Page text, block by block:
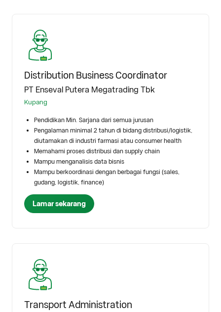
Distribution Business Coordinator
PT Enseval Putera Megatrading Tbk
Kupang
Pendidikan Min. Sarjana dari semua jurusan
Pengalaman minimal 2 tahun di bidang distribusi/logistik,
diutamakan di industri farmasi atau consumer health
Memahami proses distribusi dan supply chain
Mampu menganalisis data bisnis
Mampu berkoordinasi dengan berbagai fungsi (sales,
gudang, logistik, finance)
Lamar sekarang
Transport Administration